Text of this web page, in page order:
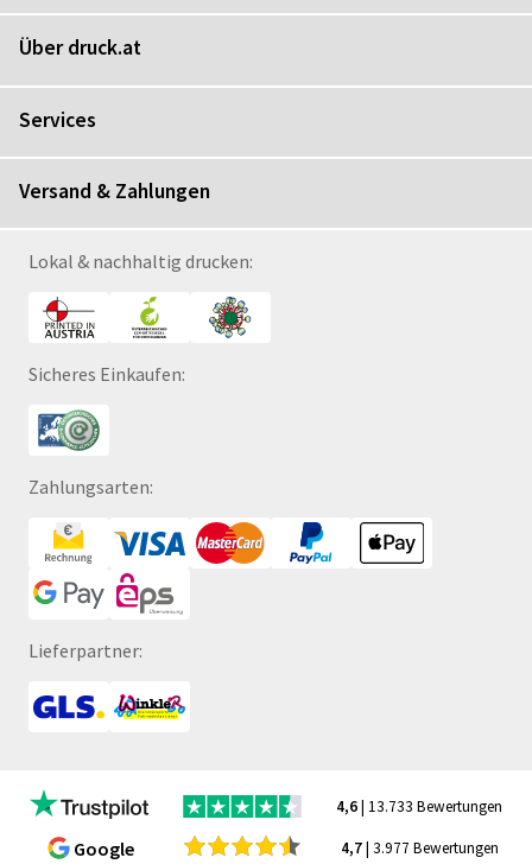
Über druck.at
Services
Versand & Zahlungen
Lokal & nachhaltig drucken:
Sicheres Einkaufen:
Zahlungsarten:
Lieferpartner:
4,6| 13.733 Bewertungen
Google 4,7| 3.977 Bewertungen